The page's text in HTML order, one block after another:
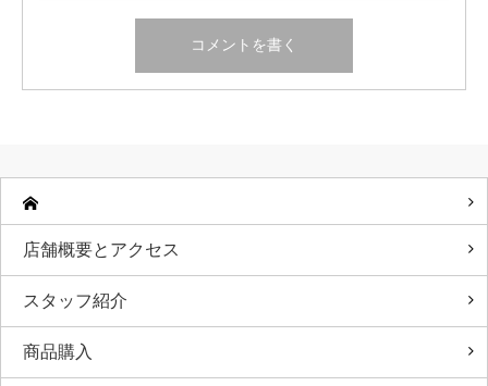
店舗概要とアクセス
スタッフ紹介
商品購入